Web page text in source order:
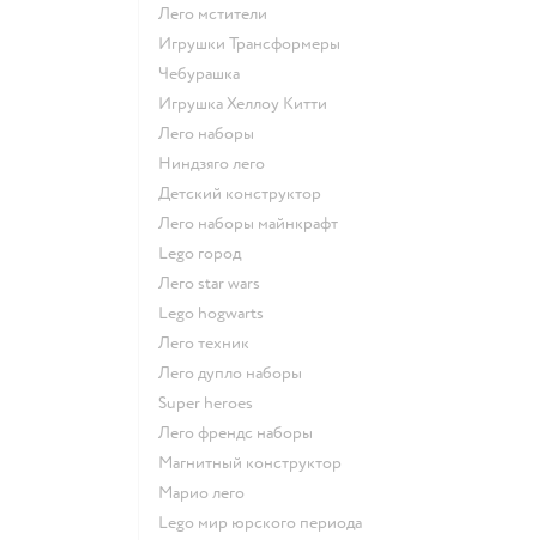
Лего мстители
Игрушки Трансформеры
Чебурашка
Игрушка Хеллоу Китти
Лего наборы
Ниндзяго лего
Детский конструктор
Лего наборы майнкрафт
Lego город
Лего star wars
Lego hogwarts
Лего техник
Лего дупло наборы
Super heroes
Лего френдс наборы
Магнитный конструктор
Марио лего
Lego мир юрского периода